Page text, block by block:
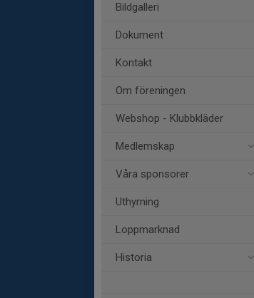
Bildgalleri
Dokument
Kontakt
Om föreningen
Webshop - Klubbkläder
Medlemskap
Våra sponsorer
Uthyrning
Loppmarknad
Historia